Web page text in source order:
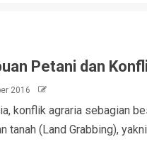
Petani dan
2016
konflik agraria sebagian
tanah (Land Grabbing),